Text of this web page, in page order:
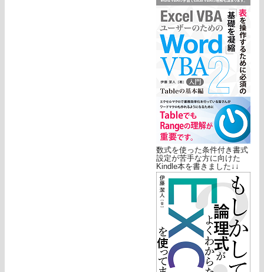
数式を使った条件付き書式
設定が苦手な方に向けた
Kindle本を書きました↓↓